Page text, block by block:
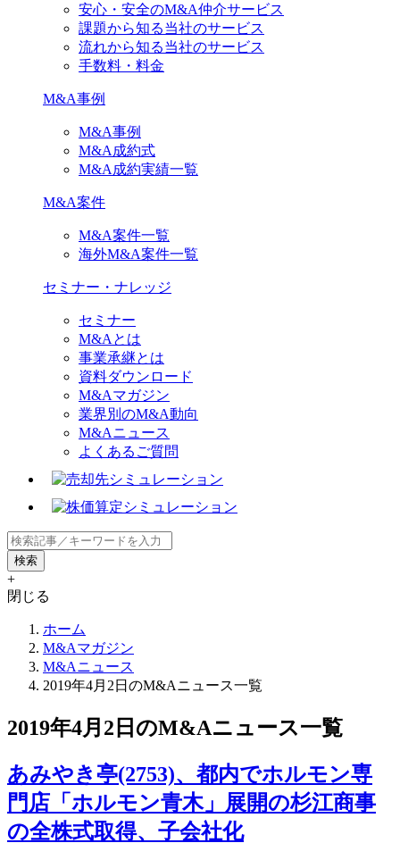
安心・安全のM&A仲介サービス
課題から知る当社のサービス
流れから知る当社のサービス
手数料・料金
M&A事例
M&A事例
M&A成約式
M&A成約実績一覧
M&A案件
M&A案件一覧
海外M&A案件一覧
セミナー・ナレッジ
セミナー
M&Aとは
事業承継とは
資料ダウンロード
M&Aマガジン
業界別のM&A動向
M&Aニュース
よくあるご質問
+
閉じる
ホーム
M&Aマガジン
M&Aニュース
2019年4月2日のM&Aニュース一覧
2019年4月2日のM&Aニュース一覧
あみやき亭(2753)、都内でホルモン専
門店「ホルモン青木」展開の杉江商事
の全株式取得、子会社化